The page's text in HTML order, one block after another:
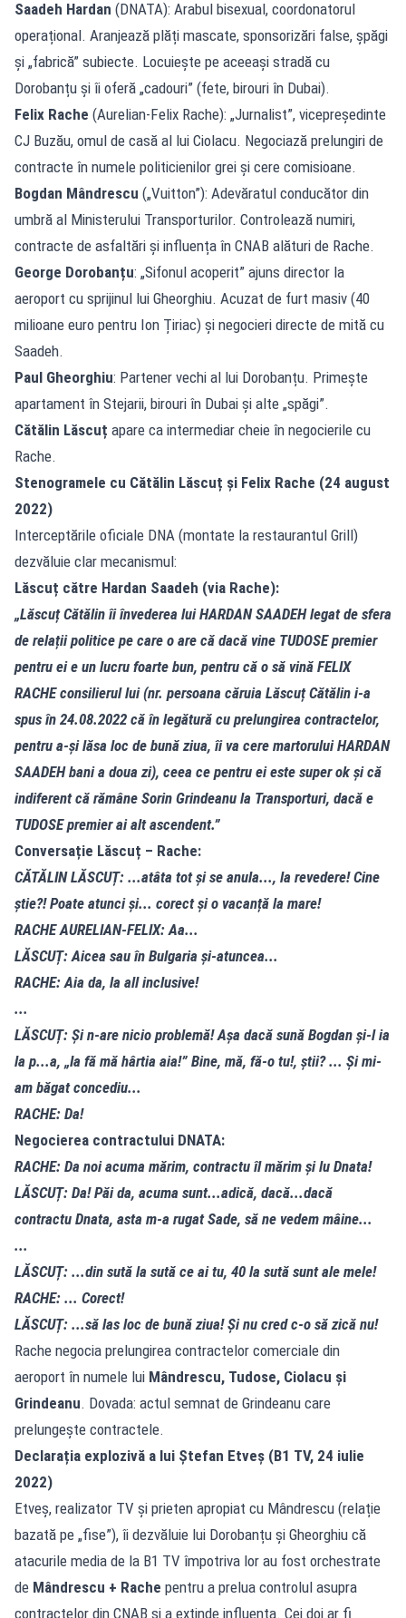
Saadeh Hardan (DNATA): Arabul bisexual, coordonatorul
operațional. Aranjează plăți mascate, sponsorizări false, șpăgi
și „fabrică” subiecte. Locuiește pe aceeași stradă cu
Dorobanțu și îi oferă „cadouri” (fete, birouri în Dubai).
Felix Rache (Aurelian-Felix Rache): „Jurnalist”, vicepreședinte
CJ Buzău, omul de casă al lui Ciolacu. Negociază prelungiri de
contracte în numele politicienilor grei și cere comisioane.
Bogdan Mândrescu („Vuitton”): Adevăratul conducător din
umbră al Ministerului Transporturilor. Controlează numiri,
contracte de asfaltări și influența în CNAB alături de Rache.
George Dorobanțu: „Sifonul acoperit” ajuns director la
aeroport cu sprijinul lui Gheorghiu. Acuzat de furt masiv (40
milioane euro pentru Ion Țiriac) și negocieri directe de mită cu
Saadeh.
Paul Gheorghiu: Partener vechi al lui Dorobanțu. Primește
apartament în Stejarii, birouri în Dubai și alte „spăgi”.
Cătălin Lăscuț apare ca intermediar cheie în negocierile cu
Rache.
Stenogramele cu Cătălin Lăscuț și Felix Rache (24 august
2022)
Interceptările oficiale DNA (montate la restaurantul Grill)
dezvăluie clar mecanismul:
Lăscuț către Hardan Saadeh (via Rache):
„Lăscuț Cătălin îi învederea lui HARDAN SAADEH legat de sfera
de relații politice pe care o are că dacă vine TUDOSE premier
pentru ei e un lucru foarte bun, pentru că o să vină FELIX
RACHE consilierul lui (nr. persoana căruia Lăscuț Cătălin i-a
spus în 24.08.2022 că în legătură cu prelungirea contractelor,
pentru a-și lăsa loc de bună ziua, îi va cere martorului HARDAN
SAADEH bani a doua zi), ceea ce pentru ei este super ok și că
indiferent că rămâne Sorin Grindeanu la Transporturi, dacă e
TUDOSE premier ai alt ascendent.”
Conversație Lăscuț – Rache:
CĂTĂLIN LĂSCUȚ: ...atâta tot și se anula..., la revedere! Cine
știe?! Poate atunci și... corect și o vacanță la mare!
RACHE AURELIAN-FELIX: Aa...
LĂSCUȚ: Aicea sau în Bulgaria și-atuncea...
RACHE: Aia da, la all inclusive!
...
LĂSCUȚ: Și n-are nicio problemă! Așa dacă sună Bogdan și-l ia
la p...a, „Ia fă mă hârtia aia!” Bine, mă, fă-o tu!, știi? ... Și mi-
am băgat concediu...
RACHE: Da!
Negocierea contractului DNATA:
RACHE: Da noi acuma mărim, contractu îl mărim și lu Dnata!
LĂSCUȚ: Da! Păi da, acuma sunt...adică, dacă...dacă
contractu Dnata, asta m-a rugat Sade, să ne vedem mâine...
...
LĂSCUȚ: ...din sută la sută ce ai tu, 40 la sută sunt ale mele!
RACHE: ... Corect!
LĂSCUȚ: ...să las loc de bună ziua! Și nu cred c-o să zică nu!
Rache negocia prelungirea contractelor comerciale din
aeroport în numele lui Mândrescu, Tudose, Ciolacu și
Grindeanu. Dovada: actul semnat de Grindeanu care
prelungește contractele.
Declarația explozivă a lui Ștefan Etveș (B1 TV, 24 iulie
2022)
Etveș, realizator TV și prieten apropiat cu Mândrescu (relație
bazată pe „fise”), îi dezvăluie lui Dorobanțu și Gheorghiu că
atacurile media de la B1 TV împotriva lor au fost orchestrate
de Mândrescu + Rache pentru a prelua controlul asupra
contractelor din CNAB și a extinde influența. Cei doi ar fi